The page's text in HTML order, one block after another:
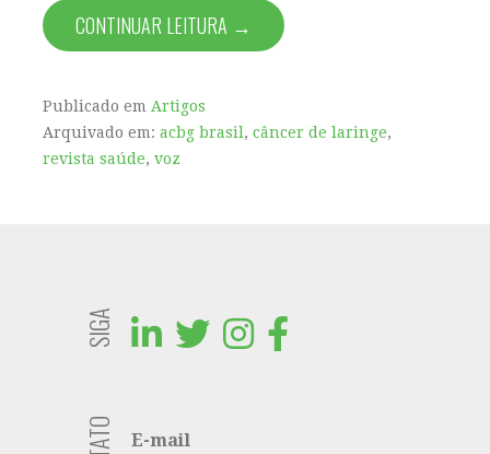
CONTINUAR LEITURA →
Publicado em Artigos
Arquivado em: acbg brasil, câncer de laringe,
revista saúde, voz
SIGA
E-mail